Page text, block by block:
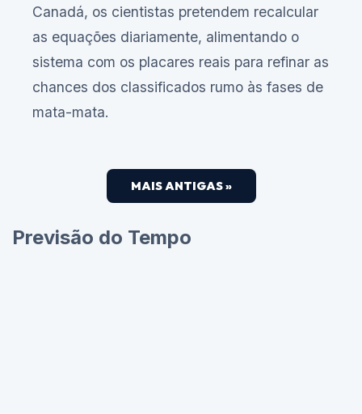
Canadá, os cientistas pretendem recalcular
as equações diariamente, alimentando o
sistema com os placares reais para refinar as
chances dos classificados rumo às fases de
mata-mata.
MAIS ANTIGAS »
Previsão do Tempo